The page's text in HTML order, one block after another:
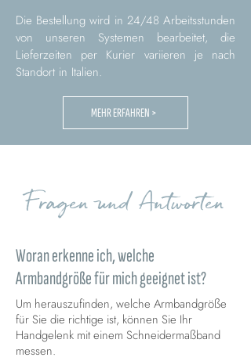
Die Bestellung wird in 24/48 Arbeitsstunden
von unseren Systemen bearbeitet, die
Lieferzeiten per Kurier variieren je nach
Standort in Italien.
MEHR ERFAHREN >
Fragen und Antworten
Woran erkenne ich, welche
Armbandgröße für mich geeignet ist?
Um herauszufinden, welche Armbandgröße
für Sie die richtige ist, können Sie Ihr
Handgelenk mit einem Schneidermaßband
messen.